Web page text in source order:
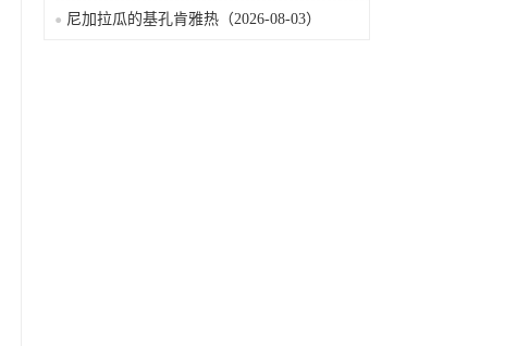
尼加拉瓜的基孔肯雅热（2026-08-03）